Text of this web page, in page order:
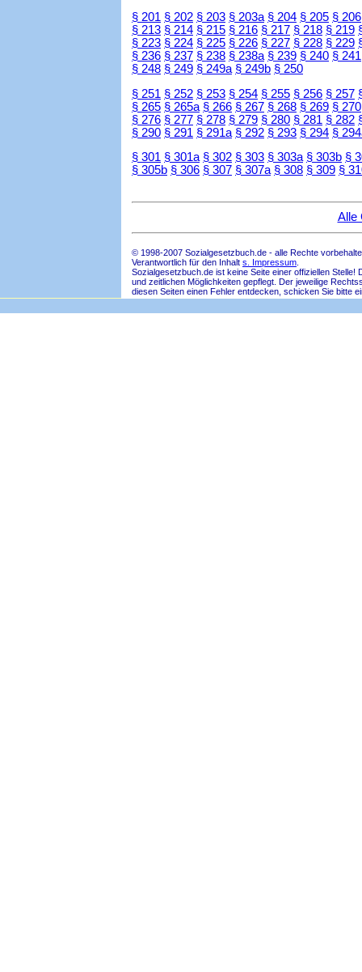
§ 201 § 202 § 203 § 203a § 204 § 205 § 206
§ 213 § 214 § 215 § 216 § 217 § 218 § 219
§ 223 § 224 § 225 § 226 § 227 § 228 § 229
§ 236 § 237 § 238 § 238a § 239 § 240 § 241
§ 248 § 249 § 249a § 249b § 250
§ 251 § 252 § 253 § 254 § 255 § 256 § 257
§ 265 § 265a § 266 § 267 § 268 § 269 § 270
§ 276 § 277 § 278 § 279 § 280 § 281 § 282
§ 290 § 291 § 291a § 292 § 293 § 294 §
§ 301 § 301a § 302 § 303 § 303a § 303b §
§ 305b § 306 § 307 § 307a § 308 § 309 §
Alle
© 1998-2007 Sozialgesetzbuch.de - alle Rechte
Verantwortlich für den Inhalt s. Impressum
Sozialgesetzbuch.de ist keine Seite einer offiziellen
und zeitlichen Möglichkeiten gepflegt. Der jeweilige
diesen Seiten einen Fehler entdecken, schicken Sie bitte